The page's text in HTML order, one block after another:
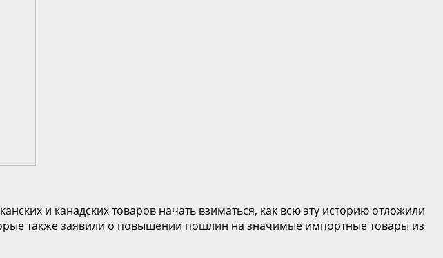
и канадских товаров начать взиматься, как всю эту историю отложили
также заявили о повышении пошлин на значимые импортные товары из